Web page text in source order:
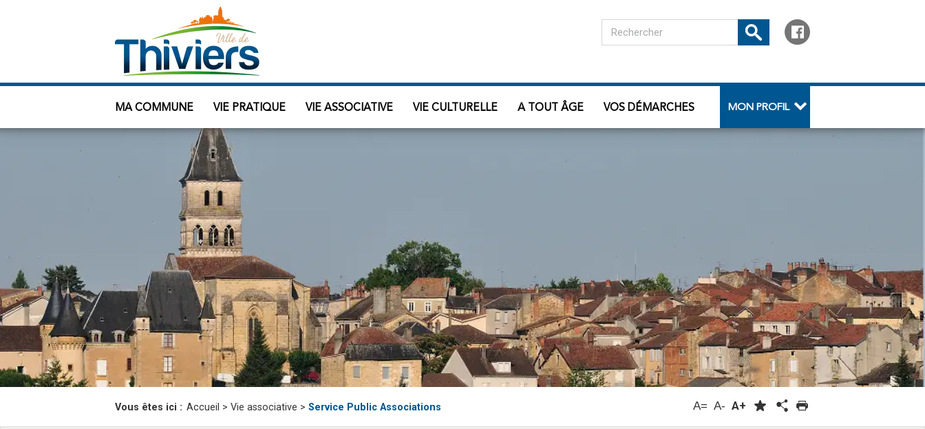
MA COMMUNE VIE PRATIQUE VIE ASSOCIATIVE VIE CULTURELLE A TOUT ÂGE VOS DÉMARCHES MON PROFIL
Vous êtes ici : Accueil > Vie associative > Service Public Associations A= A- A+